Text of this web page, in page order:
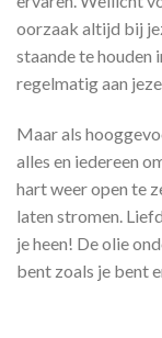
oorzaak altijd bij
staande te houden
regelmatig aan
Maar als
alles en iedereen
hart weer open te
laten stromen.
je heen! De olie
bent zoals je bent